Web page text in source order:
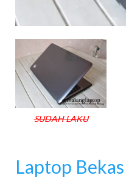
SUDAH LAKU
Laptop Bekas